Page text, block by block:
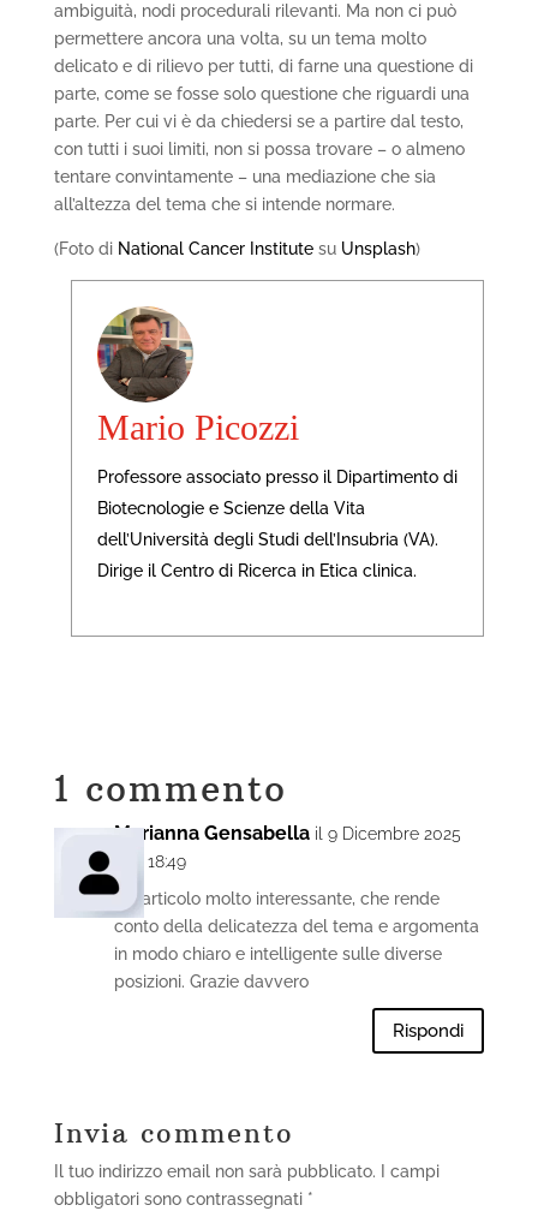
ambiguità, nodi procedurali rilevanti. Ma non ci può
permettere ancora una volta, su un tema molto
delicato e di rilievo per tutti, di farne una questione di
parte, come se fosse solo questione che riguardi una
parte. Per cui vi è da chiedersi se a partire dal testo,
con tutti i suoi limiti, non si possa trovare – o almeno
tentare convintamente – una mediazione che sia
all’altezza del tema che si intende normare.
(Foto di National Cancer Institutesu Unsplash)
Mario Picozzi
Professore associato presso il Dipartimento di
Biotecnologie e Scienze della Vita
dell’Università degli Studi dell’Insubria (VA).
Dirige il Centro di Ricerca in Etica clinica.
1 commento
Marianna Gensabella il 9 Dicembre 2025
alle 18:49
Un articolo molto interessante, che rende
conto della delicatezza del tema e argomenta
in modo chiaro e intelligente sulle diverse
posizioni. Grazie davvero
Rispondi
Invia commento
Il tuo indirizzo email non sarà pubblicato.
I campi
obbligatori sono contrassegnati *